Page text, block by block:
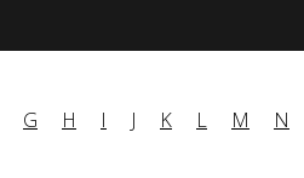
G H I J K L M N